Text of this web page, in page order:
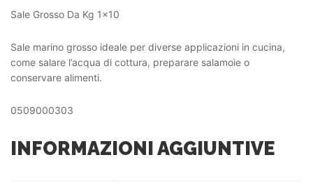
Sale Grosso Da Kg 1×10
Sale marino grosso ideale per diverse applicazioni in cucina,
come salare l’acqua di cottura, preparare salamoie o
conservare alimenti.
0509000303
INFORMAZIONI AGGIUNTIVE